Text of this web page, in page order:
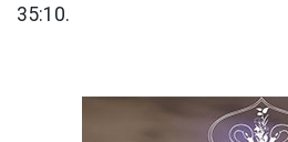
35:10.